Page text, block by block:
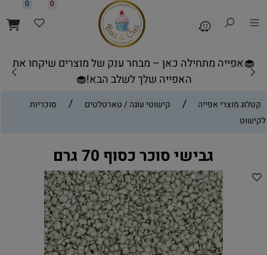
🧁אפייה מתחילה כאן – מבחר ענק של מוצרים שיקחו את
האפייה שלך לשלב הבא!🧁
0 0
קטלוג מוצרי אפייה / קישוטי עוגה / טארטלטים /
סוכריות
לקישוט
גבישי סוכר כסוף 70 גרם